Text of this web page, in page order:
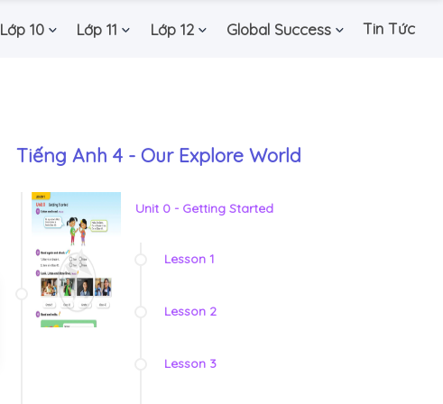
Lớp 10 Lớp 11 Lớp 12 Global Success Tin Tức
Tiếng Anh 4 - Our Explore World
Unit 0 - Getting Started
Lesson 1
Lesson 2
Lesson 3